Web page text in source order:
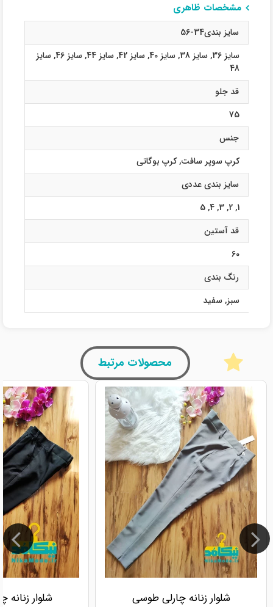
مشخصات ظاهری
سایز بندی34-56
سایز 36
, سایز 38 , سایز 40 , سایز 42 , سایز 44 , سایز 46 , سایز
48
قد جلو
75
جنس
کرپ سوپر سافت,کرپ بوگاتی
سایز بندی عددی
1
,
2
,
3
,
4
,
5
قد آستین
60
رنگ بندی
سبز, سفید
محصولات مرتبط
شلوار زنانه چارلی طوسی شلوار